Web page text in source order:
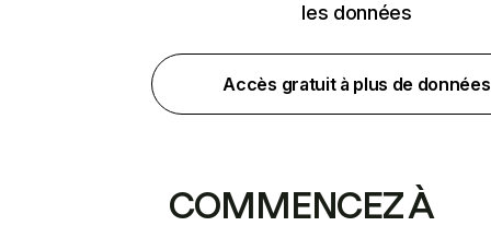
les données
Accès gratuit à plus de données
COMMENCEZ À